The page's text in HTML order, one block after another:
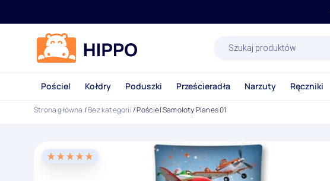
produktów
Pościel Kołdry Poduszki Prześcieradła Narzuty Ręczniki
Strona główna /Bez kategorii/ Pościel Samoloty Planes 01